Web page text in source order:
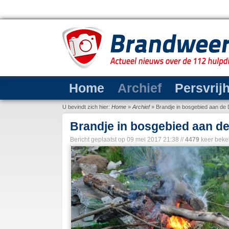
Home Archief
U bevindt zich hier: Home » Archief» Brandje in bosgebied aan de
Brandje in bosgebied aan
Bericht geplaatst op 09 mei 2017 21:38 // 4479 keer